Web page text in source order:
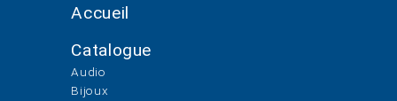
Accueil
Catalogue
Audio
Bijoux